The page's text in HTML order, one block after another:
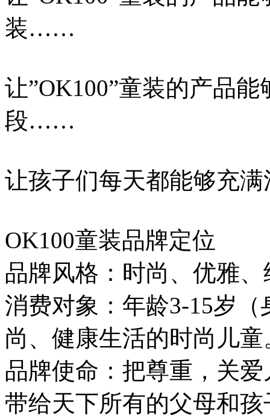
装……
让”OK100”童装的产品
段……
让孩子们每天都能够充
OK100童装品牌定位
品牌风格：时尚、优雅
消费对象：年龄3-15岁
尚、健康生活的时尚儿童
品牌使命：把尊重，关
带给天下所有的父母和孩